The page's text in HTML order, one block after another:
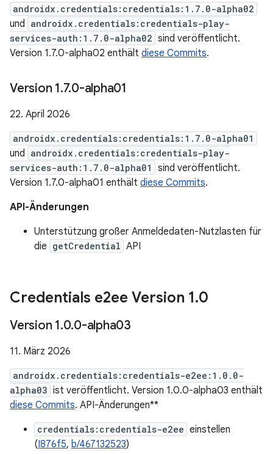
androidx.credentials:credentials:1.7.0-alpha02
und androidx.credentials:credentials-play-
services-auth:1.7.0-alpha02 sind veröffentlicht.
Version 1.7.0-alpha02 enthält diese Commits.
Version 1.7.0-alpha01
22. April 2026
androidx.credentials:credentials:1.7.0-alpha01
und androidx.credentials:credentials-play-
services-auth:1.7.0-alpha01
sind veröffentlicht.
Version 1.7.0-alpha01 enthält diese Commits.
API-Änderungen
Unterstützung großer Anmeldedaten-Nutzlasten für
die getCredential API
Credentials e2ee Version 1.0
Version 1.0.0-alpha03
11. März 2026
androidx.credentials:credentials-e2ee:1.0.0-
alpha03 ist veröffentlicht. Version 1.0.0-alpha03 enthält
diese Commits. API-Änderungen**
credentials:credentials-e2ee einstellen
(I876f5, b/467132523)